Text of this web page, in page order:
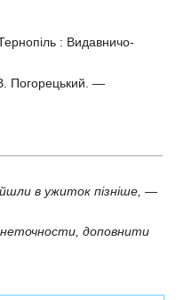
: Видавничо-
Погорецький. —
в ужиток пізніше, —
доповнити